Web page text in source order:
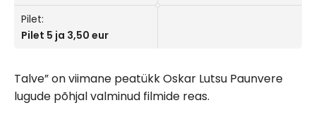
Pilet:
Pilet 5 ja 3,50 eur
Talve” on viimane peatükk Oskar Lutsu Paunvere
lugude põhjal valminud filmide reas.